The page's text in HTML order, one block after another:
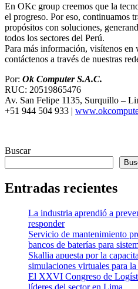
En OKc group creemos que la
el progreso. Por eso, continuamos
propósitos con soluciones,
todos los sectores del Perú.
Para más información, visítenos
contáctenos a través de nuestras
Por: Ok Computer S.A.C.
RUC: 20519865476
Av. San Felipe 1135, Surquillo –
+51 944 504 933 |
Buscar
Entradas recientes
La industria aprendió a
responder
Servicio de mantenimiento
bancos de baterías para
Skallia apuesta por la
simulaciones virtuales para
El XXVI Congreso de
líderes del sector en Lima